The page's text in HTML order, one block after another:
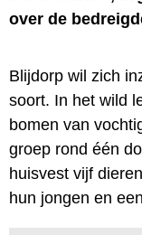
over de
Blijdorp wil zich
soort. In het wild
bomen van
groep rond één
huisvest vijf
hun jongen en